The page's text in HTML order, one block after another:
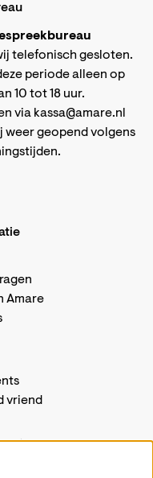
telefonisch gesloten.
periode alleen op
10 tot 18 uur.
via kassa@amare.nl
weer geopend volgens
.
Amare
vriend